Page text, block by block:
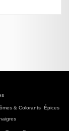
& Colorants Épices